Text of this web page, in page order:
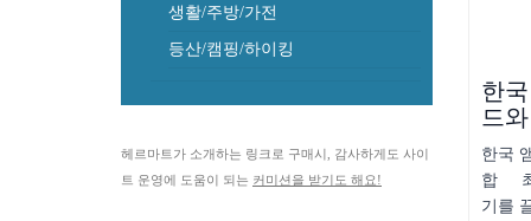
한
드
한국
합 최
기를
생활/주방/가전
등산/캠핑/하이킹
헤르마트가 소개하는 링크로 구매시, 감사하게도 사이
트 운영에 도움이 되는 커미션을 받기도 해요!